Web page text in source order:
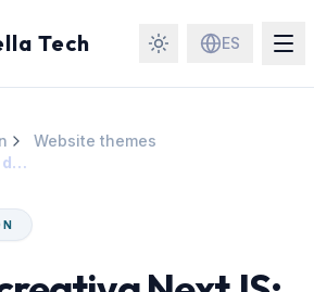
Tech ES
Website themes
Creative agency design